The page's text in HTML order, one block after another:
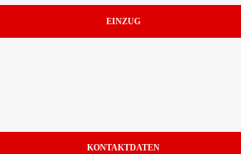
EINZUG
KONTAKTDATEN